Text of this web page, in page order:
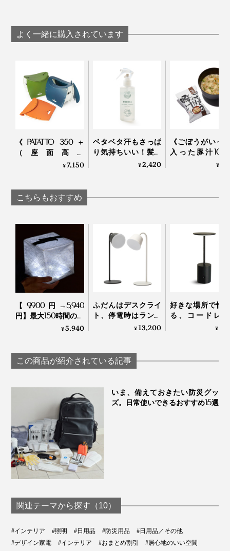
ライトの色は、お部屋の雰囲気に合わせて、電球色と昼
左：電球色／右：昼白色
『ずっとライト』が本領発揮する機会はないに越したこ
とはありませんが、ブレーカーが落ちてしまった時や、
地震や台風など、近年増えつつある災害時には「あぁ、
良かった」と心から思うはずです。
非常時こそ、家がいつもどおり明るいことの安心感たる
や。防災グッズって心の備えなんだな、と改めて感じま
…こやつ、すごい子だね。家族のおかげで、『tsuita』
よく一緒に購入されています
《PATATTO 350＋
（座面高さ
35cm）》座面を外
「折りたたみイス」
｜PATATTO
¥7,150
ベタベタ汗もさっぱ
り気持ちいい！髪も
顔も体も、スプレー
¥2,420
《ごぼうがいっ
入った豚汁10
り》化学調味料
¥
こちらもおすすめ
【9,900円→5,940
円】最大150時間の点
灯、スマホ充電も
充電式ランタン｜
MEGAPUFF
¥5,940
ふだんはデスクライ
ト、停電時はランタ
ン、充電で4時間点
｜LED Magnecco
portable lamp
¥13,200
好きな場所で愉
る、コードレ
「晩酌ライト」
¥
この商品が紹介されている記事
いま、備えておきたい防災グッ
ズ。日常使いできるおすすめ15選
関連テーマから探す（10）
#インテリア #照明 #日用品 #防災用品
#日用品／その他
#デザイン家電
#インテリア #おまとめ割引
#居心地のいい空間